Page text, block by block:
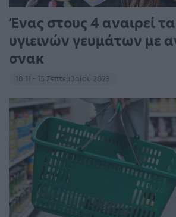
Ένας στους 4 αναιρεί
υγιεινών γευμάτων με
σνακ
18:11 - 15 Σεπτεμβρίου 2023